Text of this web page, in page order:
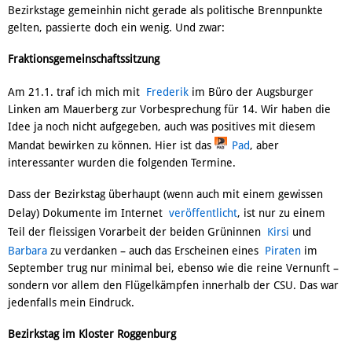
Facebook
Bezirkstage gemeinhin nicht gerade als politische Brennpunkte
gelten, passierte doch ein wenig. Und zwar:
Fraktionsgemeinschaftssitzung
Am 21.1. traf ich mich mit Frederik im Büro der Augsburger
Linken am Mauerberg zur Vorbesprechung für 14. Wir haben die
Idee ja noch nicht aufgegeben, auch was positives mit diesem
Mandat bewirken zu können. Hier ist das
Pad, aber
interessanter wurden die folgenden Termine.
Dass der Bezirkstag überhaupt (wenn auch mit einem gewissen
Delay) Dokumente im Internet veröffentlicht, ist nur zu einem
Teil der fleissigen Vorarbeit der beiden Grüninnen Kirsi und
Barbara zu verdanken – auch das Erscheinen eines Piraten im
September trug nur minimal bei, ebenso wie die reine Vernunft –
sondern vor allem den Flügelkämpfen innerhalb der CSU. Das war
jedenfalls mein Eindruck.
Bezirkstag im Kloster Roggenburg